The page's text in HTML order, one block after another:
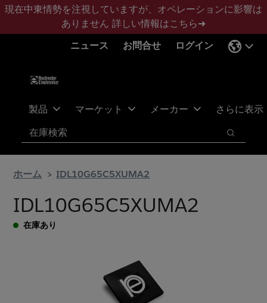
メ
ン
フ
タ
現在中東情勢を注視していますが、オペレーションに影響は
ありません 詳しい情報はこちら➜
ニュース
お問合せ ログイン
製品 マーケット メーカー さらに表示
検索
検索
ホーム IDL10G65C5XUMA2
IDL10G65C5XUMA2
在庫あり